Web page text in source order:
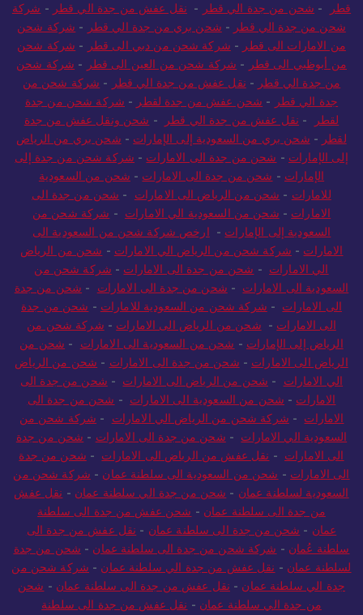
قطر
- شحن من جدة الي قطر - نقل عفش من جدة الي قطر - شركة
شحن من جدة الي قطر - شحن بري من جدة الي قطر - شركة شحن
من الامارات الى قطر - شركة شحن من دبي الى قطر - شركة شحن
من أبوظبي الى قطر - شركة شحن من العين الى قطر - شركة شحن
من جدة الي قطر - نقل عفش من جدة الي قطر - شركة شحن من
جدة الي قطر - شحن عفش من جدة لقطر - شركة شحن من جدة
لقطر
- نقل عفش من جدة الي قطر - شحن ونقل عفش من جدة
لقطر - شحن بري من السعودية إلى الإمارات - شحن بري من الرياض
إلى الإمارات - شحن من جدة الى الامارات - شركة شحن من جدة إلى
الإمارات - شحن من جدة الى الامارات - شحن من السعودية
للامارات - شحن من الرياض الى الامارات - شحن من جدة الى
الامارات - شحن من السعودية الي الامارات - شركة شحن من
السعودية إلى الإمارات - ارخص شركة شحن من السعودية الى
الامارات - شركة شحن من الرياض الي الامارات - شحن من الرياض
الي الامارات - شحن من جدة الى الامارات - شركة شحن من
السعودية الى الامارات - شحن من جدة الى الامارات - شحن من جدة
الى الامارات - شركة شحن من السعودية للامارات - شحن من جدة
الى الامارات - شحن من الرياض الى الامارات - شركة شحن من
الرياض إلى الإمارات - شحن من السعودية الى الامارات - شحن من
الرياض الى الامارات - شحن من جدة الى الامارات - شحن من الرياض
الي الامارات - شحن من الرياض الى الامارات - شحن من جدة الى
الامارات - شحن من السعودية الى الامارات - شحن من جدة الى
الامارات - شركة شحن من الرياض الي الامارات - شركة شحن من
السعودية الي الامارات - شحن من جدة الى الامارات - شحن من جدة
الى الامارات - نقل عفش من الرياض الى الامارات - شحن من جدة
الى الامارات - شحن من السعودية الى سلطنة عمان - شركة شحن من
السعودية لسلطنة عمان - شحن من جدة الي سلطنة عمان - نقل عفش
من جدة الى سلطنة عمان - شحن عفش من جدة الى سلطنة
عمان - شحن من جدة الى سلطنة عمان - نقل عفش من جدة الى
سلطنة عُمان - شركة شحن من جدة الى سلطنة عمان - شحن من جدة
لسلطنة عمان - نقل عفش من جدة الي سلطنة عمان - شركة شحن من
جدة الي سلطنة عمان - نقل عفش من جدة الى سلطنة عمان - شحن
من جدة الي سلطنة عمان - نقل عفش من جدة الى سلطنة